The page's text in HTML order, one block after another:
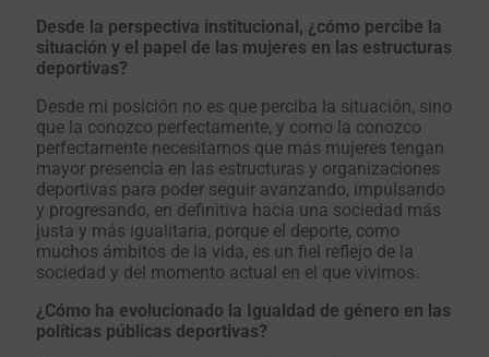
Desde la perspectiva institucional, ¿cómo percibe la
situación y el papel de las mujeres en las estructuras
deportivas?
Desde mi posición no es que perciba la situación, sino
que la conozco perfectamente, y como la conozco
perfectamente necesitamos que más mujeres tengan
mayor presencia en las estructuras y organizaciones
deportivas para poder seguir avanzando, impulsando
y progresando, en definitiva hacia una sociedad más
justa y más igualitaria, porque el deporte, como
muchos ámbitos de la vida, es un fiel reflejo de la
sociedad y del momento actual en el que vivimos.
¿Cómo ha evolucionado la Igualdad de género en las
políticas públicas deportivas?